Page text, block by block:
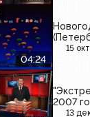
04:24
15
2007
13